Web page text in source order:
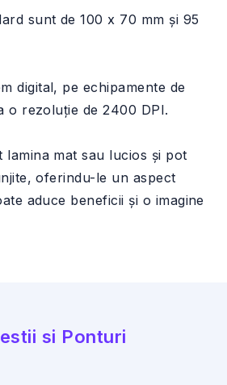
sunt de 100 x 70 mm și 95
digital, pe echipamente de
o rezoluție de 2400 DPI.
lamina mat sau lucios și pot
oferindu-le un aspect
aduce beneficii și o imagine
si Ponturi